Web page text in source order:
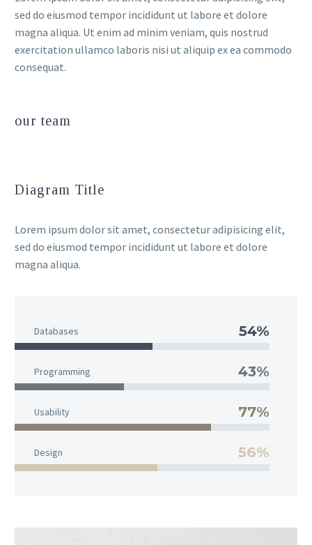
sed do eiusmod tempor incididunt ut labore et dolore
magna aliqua. Ut enim ad minim veniam, quis nostrud
exercitation ullamco laboris nisi ut aliquip ex ea commodo
consequat.
our team
Diagram Title
Lorem ipsum dolor sit amet, consectetur adipisicing elit,
sed do eiusmod tempor incididunt ut labore et dolore
magna aliqua.
Databases 54%
Programming 43%
Usability 77%
Design 56%